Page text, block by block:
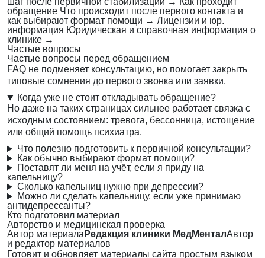
обращение Что происходит после первого контакта и
как выбирают формат помощи → Лицензии и юр.
информация Юридическая и справочная информация о
клинике →
Частые вопросы
Частые вопросы перед обращением
FAQ не подменяет консультацию, но помогает закрыть
типовые сомнения до первого звонка или заявки.
Когда уже не стоит откладывать обращение?
Но даже на таких страницах сильнее работает связка с
исходным состоянием: тревога, бессонница, истощение
или общий помощь психиатра.
Что полезно подготовить к первичной консультации?
Как обычно выбирают формат помощи?
Поставят ли меня на учёт, если я приду на
капельницу?
Сколько капельниц нужно при депрессии?
Можно ли сделать капельницу, если уже принимаю
антидепрессанты?
Кто подготовил материал
Авторство и медицинская проверка
Автор материала Редакция клиники МедМенталАвтор
и редактор материалов
Готовит и обновляет материалы сайта простым языком